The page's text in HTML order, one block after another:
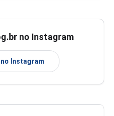
no Instagram
Instagram